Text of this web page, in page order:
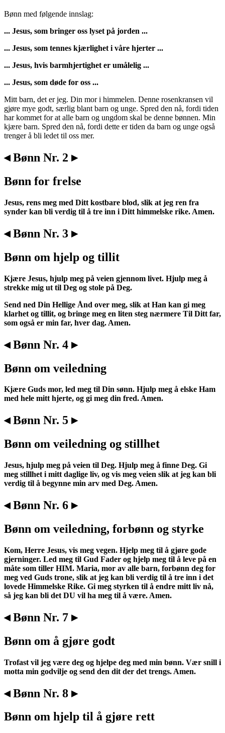
Bønn med følgende innslag:
... Jesus, som bringer oss lyset på jorden ...
... Jesus, som tennes kjærlighet i våre hjerter ...
... Jesus, hvis barmhjertighet er umålelig ...
... Jesus, som døde for oss ...
Mitt barn, det er jeg. Din mor i himmelen. Denne rosenkransen vil
gjøre mye godt, særlig blant barn og unge. Spred den nå, fordi tiden
har kommet for at alle barn og ungdom skal be denne bønnen. Min
kjære barn. Spred den nå, fordi dette er tiden da barn og unge også
trenger å bli ledet til oss mer.
◂ Bønn Nr. 2 ▸
Bønn for frelse
Jesus, rens meg med Ditt kostbare blod, slik at jeg ren fra
synder kan bli verdig til å tre inn i Ditt himmelske rike. Amen.
◂ Bønn Nr. 3 ▸
Bønn om hjelp og tillit
Kjære Jesus, hjulp meg på veien gjennom livet. Hjulp meg å
strekke mig ut til Deg og stole på Deg.
Send ned Din Hellige Ånd over meg, slik at Han kan gi meg
klarhet og tillit, og bringe meg en liten steg nærmere Til Ditt far,
som også er min far, hver dag. Amen.
◂ Bønn Nr. 4 ▸
Bønn om veiledning
Kjære Guds mor, led meg til Din sønn. Hjulp meg å elske Ham
med hele mitt hjerte, og gi meg din fred. Amen.
◂ Bønn Nr. 5 ▸
Bønn om veiledning og stillhet
Jesus, hjulp meg på veien til Deg. Hjulp meg å finne Deg. Gi
meg stillhet i mitt daglige liv, og vis meg veien slik at jeg kan bli
verdig til å begynne min arv med Deg. Amen.
◂ Bønn Nr. 6 ▸
Bønn om veiledning, forbønn og styrke
Kom, Herre Jesus, vis meg vegen. Hjelp meg til å gjøre gode
gjerninger. Led meg til Gud Fader og hjelp meg til å leve på en
måte som tiller HIM. Maria, mor av alle barn, forbønn deg for
meg ved Guds trone, slik at jeg kan bli verdig til å tre inn i det
lovede Himmelske Rike. Gi meg styrken til å endre mitt liv nå,
så jeg kan bli det DU vil ha meg til å være. Amen.
◂ Bønn Nr. 7 ▸
Bønn om å gjøre godt
Trofast vil jeg være deg og hjelpe deg med min bønn. Vær snill i
motta min godvilje og send den dit der det trengs. Amen.
◂ Bønn Nr. 8 ▸
Bønn om hjelp til å gjøre rett